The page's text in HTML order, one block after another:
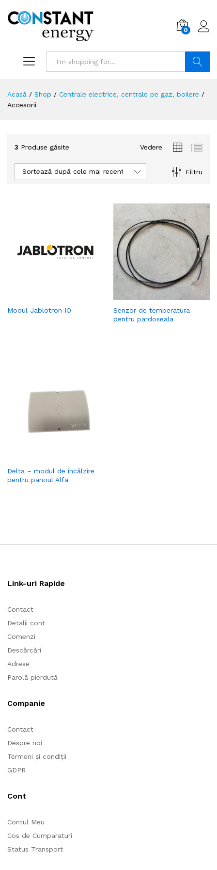
0
Acasă / Shop / Centrale electrice, centrale pe gaz, boilere /
Accesorii
3 Produse găsite Vedere
Filtru
Sortează după cele mai recente
Modul Jablotron IO
Senzor de temperatura
pentru pardoseala
Delta – modul de încălzire
pentru panoul Alfa
Link-uri Rapide
Contact
Detalii cont
Comenzi
Descărcări
Adrese
Parolă pierdută
Companie
Contact
Despre noi
Termeni și condiții
GDPR
Cont
Contul Meu
Cos de Cumparaturi
Status Transport